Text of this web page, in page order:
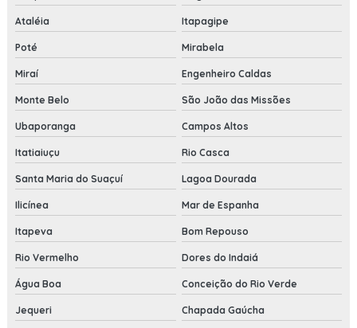
Ataléia Itapagipe
Poté Mirabela
Miraí Engenheiro Caldas
Monte Belo São João das Missões
Ubaporanga Campos Altos
Itatiaiuçu Rio Casca
Santa Maria do Suaçuí Lagoa Dourada
Ilicínea Mar de Espanha
Itapeva Bom Repouso
Rio Vermelho Dores do Indaiá
Água Boa Conceição do Rio Verde
Jequeri Chapada Gaúcha